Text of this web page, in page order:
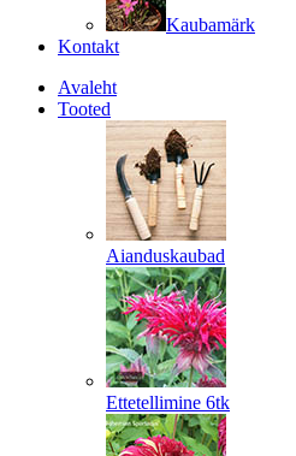
Kaubamärk
Kontakt
Avaleht
Tooted
Aianduskaubad
Ettetellimine 6tk